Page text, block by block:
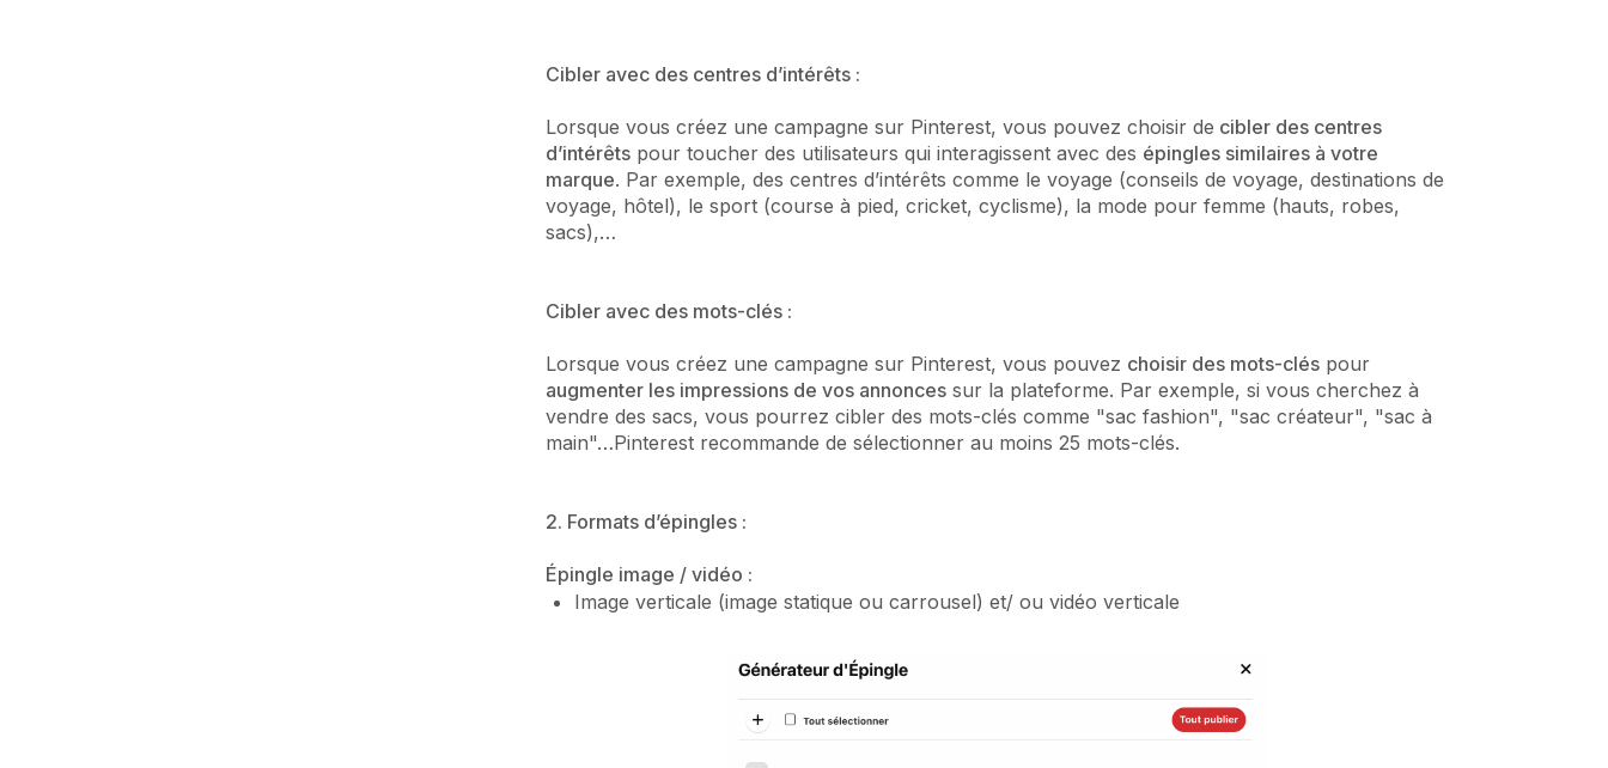
Cibler avec des centres d’intérêts :
Lorsque vous créez une campagne sur Pinterest, vous pouvez choisir de cibler des centres
d’intérêts pour toucher des utilisateurs qui interagissent avec des épingles similaires à votre
marque. Par exemple, des centres d’intérêts comme le voyage (conseils de voyage, destinations de
voyage, hôtel), le sport (course à pied, cricket, cyclisme), la mode pour femme (hauts, robes,
sacs),…
Cibler avec des mots-clés :
Lorsque vous créez une campagne sur Pinterest, vous pouvez choisir des mots-clés pour
augmenter les impressions de vos annonces sur la plateforme. Par exemple, si vous cherchez à
vendre des sacs, vous pourrez cibler des mots-clés comme "sac fashion", "sac créateur", "sac à
main"…Pinterest recommande de sélectionner au moins 25 mots-clés.
2. Formats d’épingles :
Épingle image / vidéo :
Image verticale (image statique ou carrousel) et/ ou vidéo verticale